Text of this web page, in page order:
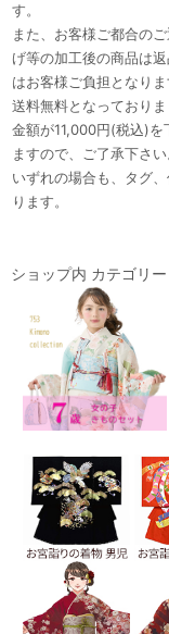
す。
また、お客様ご都合の
げ等の加工後の商品は
はお客様ご負担となりま
送料無料となっており
金額が11,000円(税込)を
ますので、ご了承下さい
いずれの場合も、タグ
ります。
ショップ内 カテゴリー